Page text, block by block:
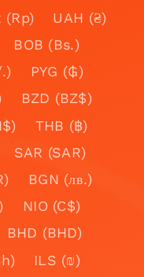
(Rp)
UAH (₴)
BOB (Bs.)
PYG (₲)
BZD (BZ$)
THB (฿)
SAR (SAR)
BGN (лв.)
NIO (C$)
BHD (BHD)
ILS (₪)